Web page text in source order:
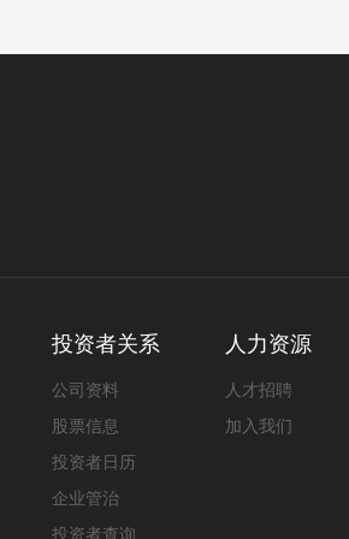
投资者关系
公司资料
股票信息
投资者日历
企业管治
投资者查询
人力资源
人才招聘
加入我们